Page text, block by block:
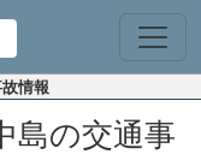
情報
島の交通事